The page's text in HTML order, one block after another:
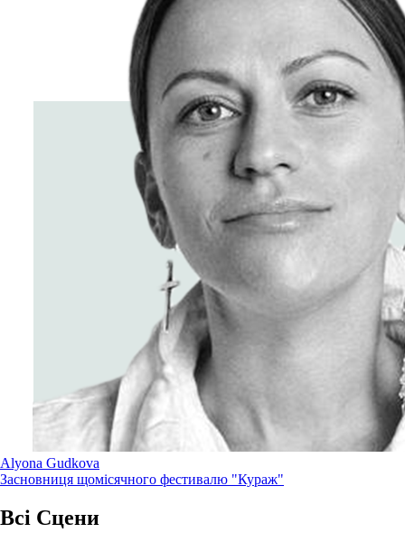
Alyona Gudkova
Засновниця щомісячного фестивалю "Кураж"
Всі Сцени